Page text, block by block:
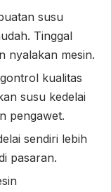
susu
Tinggal
nyalakan mesin.
kualitas
susu kedelai
pengawet.
sendiri lebih
pasaran.